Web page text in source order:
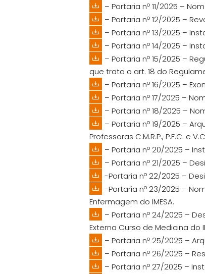
– Portaria nº 11/2025 –
– Portaria nº 12/2025 –
– Portaria nº 13/2025 –
– Portaria nº 14/2025 –
– Portaria nº 15/2025 –
que trata o art. 18 do
– Portaria nº 16/2025 –
– Portaria nº 17/2025 –
– Portaria nº 18/2025 –
– Portaria nº 19/2025 –
Professoras C.M.R.P., P.F.C. e
– Portaria nº 20/2025 –
– Portaria nº 21/2025 –
-Portaria nº 22/2025 –
-Portaria nº 23/2025 –
Enfermagem do IMESA.
– Portaria nº 24/2025 –
Externa Curso de Medicina do
– Portaria nº 25/2025 –
– Portaria nº 26/2025 –
– Portaria nº 27/2025 –